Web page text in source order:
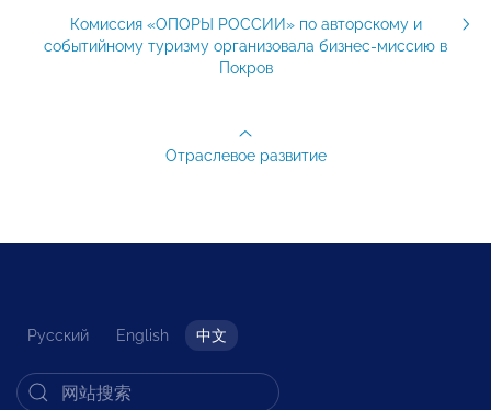
Комиссия «ОПОРЫ РОССИИ» по авторскому и
событийному туризму организовала бизнес-миссию в
Покров
Отраслевое развитие
Русский English 中文